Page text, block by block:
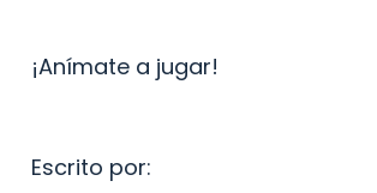
¡Anímate a jugar!
Escrito por: